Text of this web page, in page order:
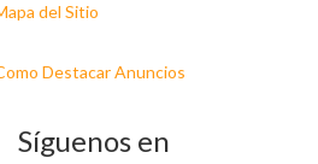
del Sitio
Destacar Anuncios
Síguenos en